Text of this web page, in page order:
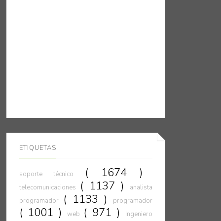
ETIQUETAS
soporte técnico ( 1674 )
telecomunicaciones ( 1137 )
analista
programador
( 1133 ) programador
( 1001 ) web ( 971 ) Ingeniero